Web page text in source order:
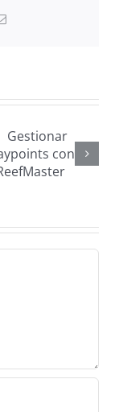
Correo
nautico